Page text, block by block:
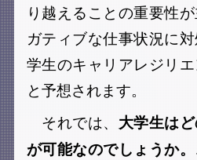
り越えることの重要性
ガティブな仕事状況に
学生のキャリアレジリ
と予想されます。
それでは、 大学生は
が可能なのでしょうか。